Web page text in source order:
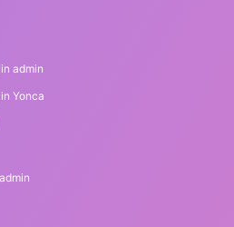
admin
Yonca
admin